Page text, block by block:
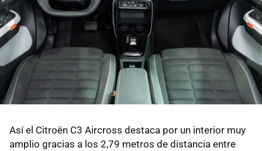
Así el Citroën C3 Aircross destaca por un interior muy
amplio gracias a los 2,79 metros de distancia entre